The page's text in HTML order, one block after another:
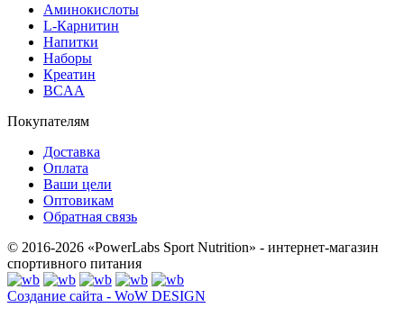
Аминокислоты
L-Карнитин
Напитки
Наборы
Креатин
BCAA
Покупателям
Доставка
Оплата
Ваши цели
Оптовикам
Обратная связь
© 2016-2026 «PowerLabs Sport Nutrition» - интернет-магазин
спортивного питания
Создание сайта - WoW DESIGN